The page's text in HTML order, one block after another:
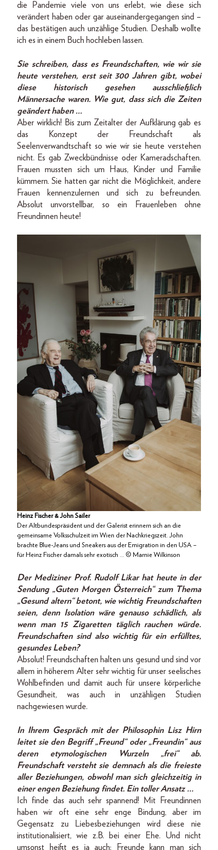
die Pandemie viele von uns erlebt, wie diese sich
verändert haben oder gar auseinandergegangen sind –
das bestätigen auch unzählige Studien. Deshalb wollte
ich es in einem Buch hochleben lassen.
Sie schreiben, dass es Freundschaften, wie wir sie
heute verstehen, erst seit 300 Jahren gibt, wobei
diese historisch gesehen ausschließlich
Männersache waren. Wie gut, dass sich die Zeiten
geändert haben …
Aber wirklich! Bis zum Zeitalter der Aufklärung gab es
das Konzept der Freundschaft als
Seelenverwandtschaft so wie wir sie heute verstehen
nicht. Es gab Zweckbündnisse oder Kameradschaften.
Frauen mussten sich um Haus, Kinder und Familie
kümmern. Sie hatten gar nicht die Möglichkeit, andere
Frauen kennenzulernen und sich zu befreunden.
Absolut unvorstellbar, so ein Frauenleben ohne
Freundinnen heute!
Heinz Fischer & John Sailer
Der Altbundespräsident und der Galerist erinnern sich an die
gemeinsame Volksschulzeit im Wien der Nachkriegszeit. John
brachte Blue-Jeans und Sneakers aus der Emigration in den USA –
für Heinz Fischer damals sehr exotisch … © Marnie Wilkinson
Der Mediziner Prof. Rudolf Likar hat heute in der
Sendung „Guten Morgen Österreich“ zum Thema
„Gesund altern“ betont, wie wichtig Freundschaften
seien, denn Isolation wäre genauso schädlich, als
wenn man 15 Zigaretten täglich rauchen würde.
Freundschaften sind also wichtig für ein erfülltes,
gesundes Leben?
Absolut! Freundschaften halten uns gesund und sind vor
allem in höherem Alter sehr wichtig für unser seelisches
Wohlbefinden und damit auch für unsere körperliche
Gesundheit, was auch in unzähligen Studien
nachgewiesen wurde.
In Ihrem Gespräch mit der Philosophin Lisz Hirn
leitet sie den Begriff „Freund“ oder „Freundin“ aus
deren etymologischen Wurzeln „frei“ ab.
Freundschaft versteht sie demnach als die freieste
aller Beziehungen, obwohl man sich gleichzeitig in
einer engen Beziehung findet. Ein toller Ansatz …
Ich finde das auch sehr spannend! Mit Freundinnen
haben wir oft eine sehr enge Bindung, aber im
Gegensatz zu Liebesbeziehungen wird diese nie
institutionalisiert, wie z.B. bei einer Ehe. Und nicht
umsonst heißt es ja auch: Freunde kann man sich